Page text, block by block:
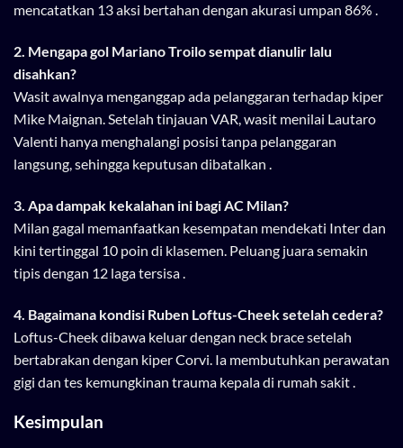
mencatatkan 13 aksi bertahan dengan akurasi umpan 86% .
2. Mengapa gol Mariano Troilo sempat dianulir lalu
disahkan?
Wasit awalnya menganggap ada pelanggaran terhadap kiper
Mike Maignan. Setelah tinjauan VAR, wasit menilai Lautaro
Valenti hanya menghalangi posisi tanpa pelanggaran
langsung, sehingga keputusan dibatalkan .
3. Apa dampak kekalahan ini bagi AC Milan?
Milan gagal memanfaatkan kesempatan mendekati Inter dan
kini tertinggal 10 poin di klasemen. Peluang juara semakin
tipis dengan 12 laga tersisa .
4. Bagaimana kondisi Ruben Loftus-Cheek setelah cedera?
Loftus-Cheek dibawa keluar dengan neck brace setelah
bertabrakan dengan kiper Corvi. Ia membutuhkan perawatan
gigi dan tes kemungkinan trauma kepala di rumah sakit .
Kesimpulan